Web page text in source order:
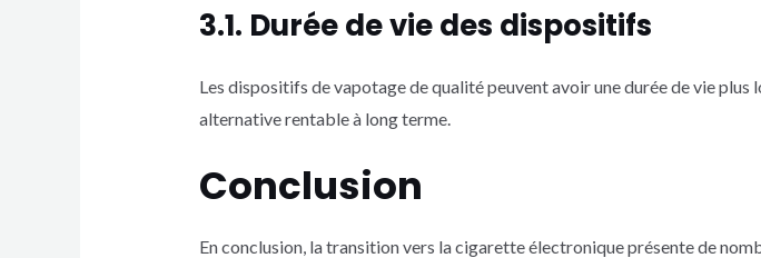
3.1. Durée de vie des dispositifs
Les dispositifs de vapotage de qualité peuvent avoir une durée de vie
alternative rentable à long terme.
Conclusion
En conclusion, la transition vers la cigarette électronique présente de